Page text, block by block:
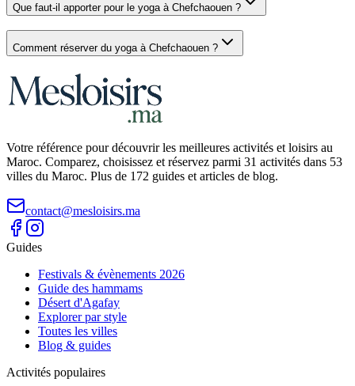
Que faut-il apporter pour le yoga à Chefchaouen ?
Comment réserver du yoga à Chefchaouen ?
Votre référence pour découvrir les meilleures activités et loisirs au
Maroc. Comparez, choisissez et réservez parmi 31 activités dans 53
villes du Maroc. Plus de 172 guides et articles de blog.
contact@mesloisirs.ma
Guides
Festivals & évènements 2026
Guide des hammams
Désert d'Agafay
Explorer par style
Toutes les villes
Blog & guides
Activités populaires